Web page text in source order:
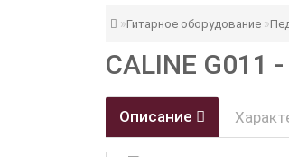
Гитарное оборудование
CALINE
Описание